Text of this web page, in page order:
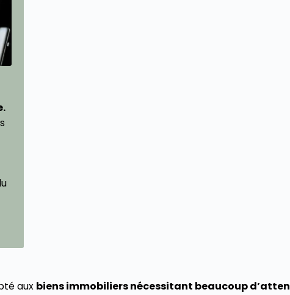
aux biens immobiliers nécessitant beaucoup